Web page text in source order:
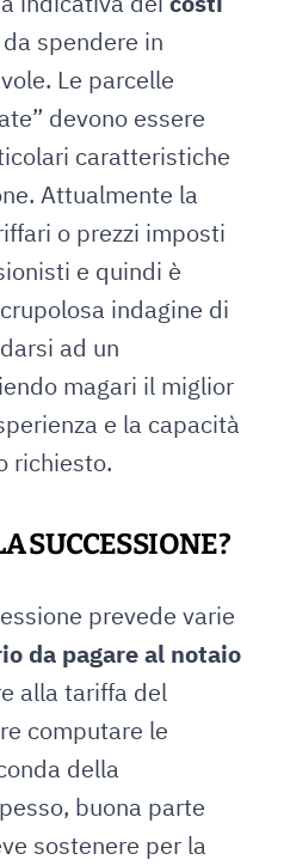
spendere in
Le parcelle
devono essere
caratteristiche
Attualmente la
o prezzi imposti
e quindi è
indagine di
ad un
magari il miglior
e la capacità
richiesto.
SUCCESSIONE?
prevede varie
da pagare al notaio
alla tariffa del
computare le
della
buona parte
sostenere per la